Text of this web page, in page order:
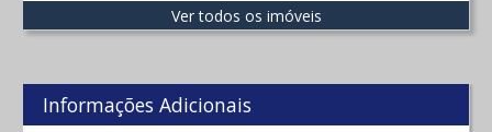
Ver todos os imóveis
Informações Adicionais